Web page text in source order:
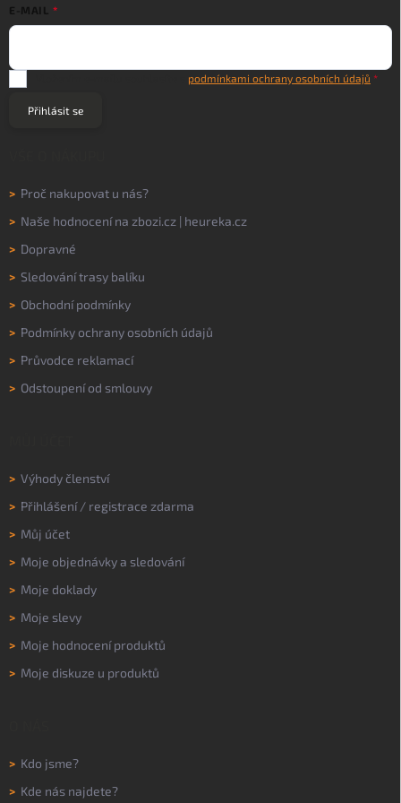
E-MAIL
podmínkami ochrany osobních údajů
Přihlásit se
> Proč nakupovat u nás?
> Naše hodnocení na zbozi.cz | heureka.cz
> Dopravné
> Sledování trasy balíku
> Obchodní podmínky
> Podmínky ochrany osobních údajů
> Průvodce reklamací
> Odstoupení od smlouvy
> Výhody členství
> Přihlášení/ registrace zdarma
> Můj účet
> Moje objednávky a sledování
> Moje doklady
> Moje slevy
> Moje hodnocení produktů
> Moje diskuze u produktů
> Kdo jsme?
> Kde nás najdete?